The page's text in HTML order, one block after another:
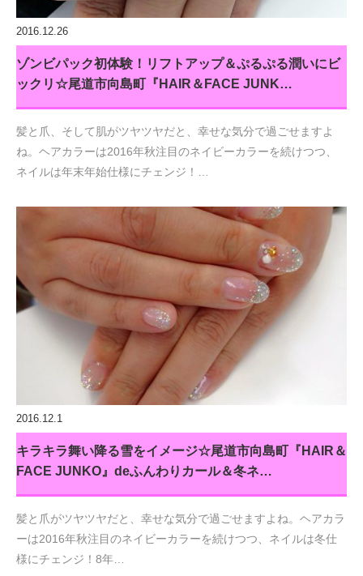
2016.12.26
ゾンビパック初体験！リフトアップ＆ぷるぷる潤いにビ
ックリ☆尾道市向島町『HAIR＆FACE JUNK…
髪と爪、そして肌がツヤツヤだと、幸せな気分で過ごせますよ
ね。ヘアカラーは2016年秋注目のネイビーカラーを続けつつ、
ネイルは年末年始仕様にチェンジ！…
2016.12.1
キラキラ舞い降る雪をイメージ☆尾道市向島町『HAIR＆
FACE JUNKO』deふんわりカール＆冬ネ…
髪と爪がツヤツヤだと、幸せな気分で過ごせますよね。ヘアカラ
ーは2016年秋注目のネイビーカラーを続けつつ、ネイルは冬仕
様にチェンジ！8年…